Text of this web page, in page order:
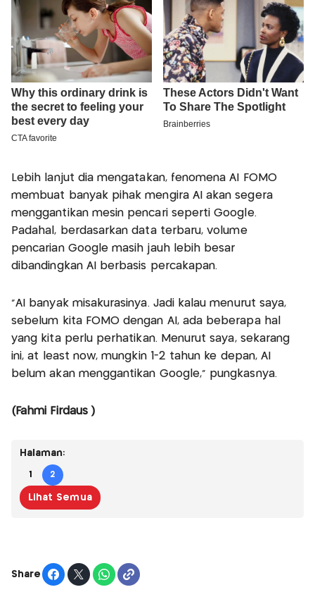
Lebih lanjut dia mengatakan, fenomena AI FOMO
membuat banyak pihak mengira AI akan segera
menggantikan mesin pencari seperti Google.
Padahal, berdasarkan data terbaru, volume
pencarian Google masih jauh lebih besar
dibandingkan AI berbasis percakapan.
"AI banyak misakurasinya. Jadi kalau menurut saya,
sebelum kita FOMO dengan AI, ada beberapa hal
yang kita perlu perhatikan. Menurut saya, sekarang
ini, at least now, mungkin 1-2 tahun ke depan, AI
belum akan menggantikan Google," pungkasnya.
(Fahmi Firdaus )
Halaman:
1 2
Lihat Semua
Share